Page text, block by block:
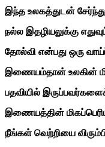
இந்த உலகத்துடன்
நல்ல இதழியலுக்கு
தோல்வி என்பது ஒரு
இணையம்தான் உலகின்
பதவியில்
இணையத்தின்
நீங்கள் வெற்றியை